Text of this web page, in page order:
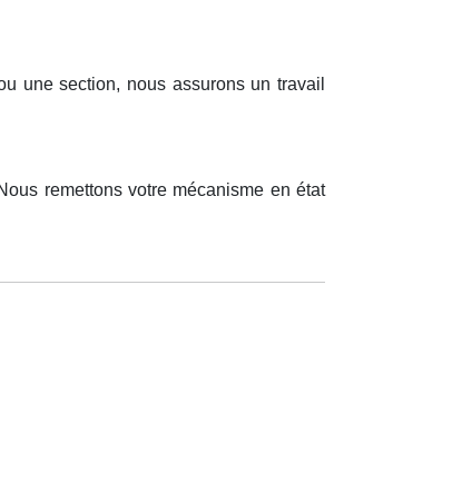
une section, nous assurons un travail
remettons votre mécanisme en état